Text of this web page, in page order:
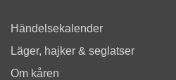
Händelsekalender
Läger, hajker & seglatser
Om kåren